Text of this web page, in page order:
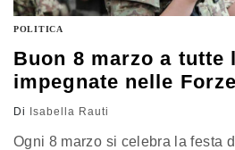
POLITICA
Buon 8 marzo a tutte
impegnate nelle
Di Isabella Rauti
Ogni 8 marzo si celebra la festa